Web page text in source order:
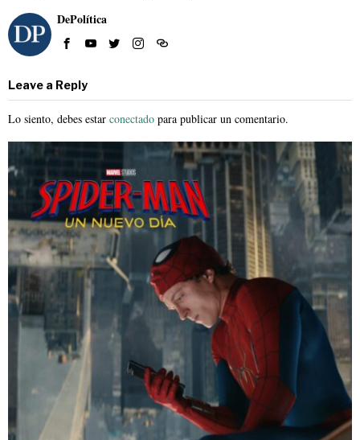
DePolítica
Leave a Reply
Lo siento, debes estar conectado para publicar un comentario.